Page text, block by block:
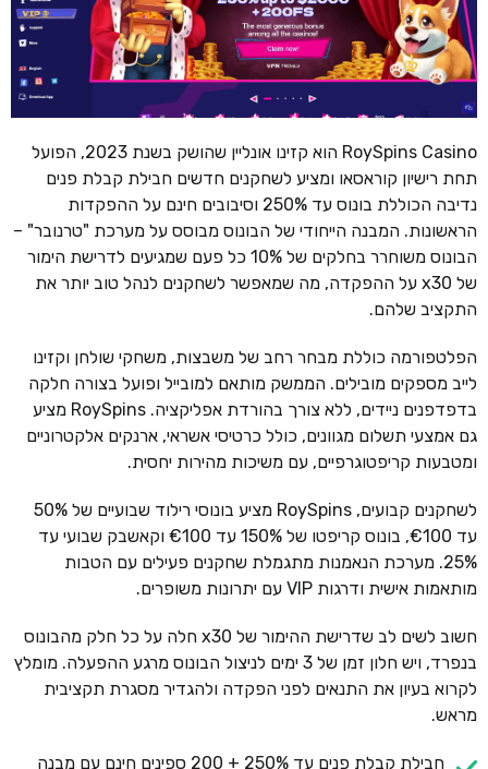
RoySpins Casino הוא קזינו אונליין שהושק בשנת 2023, הפועל
תחת רישיון קוראסאו ומציע לשחקנים חדשים חבילת קבלת פנים
נדיבה הכוללת בונוס עד 250% וסיבובים חינם על ההפקדות
הראשונות. המבנה הייחודי של הבונוס מבוסס על מערכת "טרנובר" –
הבונוס משוחרר בחלקים של 10% כל פעם שמגיעים לדרישת הימור
של x30 על ההפקדה, מה שמאפשר לשחקנים לנהל טוב יותר את
התקציב שלהם.
הפלטפורמה כוללת מבחר רחב של משבצות, משחקי שולחן וקזינו
לייב מספקים מובילים. הממשק מותאם למובייל ופועל בצורה חלקה
בדפדפנים ניידים, ללא צורך בהורדת אפליקציה. RoySpins מציע
גם אמצעי תשלום מגוונים, כולל כרטיסי אשראי, ארנקים אלקטרוניים
ומטבעות קריפטוגרפיים, עם משיכות מהירות יחסית.
לשחקנים קבועים, RoySpins מציע בונוסי רילוד שבועיים של 50%
עד €100, בונוס קריפטו של 150% עד €100 וקאשבק שבועי עד
25%. מערכת הנאמנות מתגמלת שחקנים פעילים עם הטבות
מותאמות אישית ודרגות VIP עם יתרונות משופרים.
חשוב לשים לב שדרישת ההימור של x30 חלה על כל חלק מהבונוס
בנפרד, ויש חלון זמן של 3 ימים לניצול הבונוס מרגע ההפעלה. מומלץ
לקרוא בעיון את התנאים לפני הפקדה ולהגדיר מסגרת תקציבית
מראש.
חבילת קבלת פנים עד 250% + 200 ספינים חינם עם מבנה